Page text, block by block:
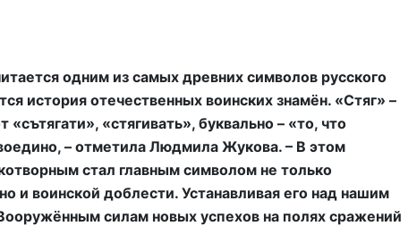
одним из самых древних символов русского
история отечественных воинских знамён. «Стяг» –
«стягивать», буквально – «то, что
– отметила Людмила Жукова. – В этом
стал главным символом не только
и воинской доблести. Устанавливая его над нашим
силам новых успехов на полях сражений